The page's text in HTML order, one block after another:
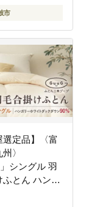
市
選定品】〈富
〉
」シングル 羽
ふとん ハンガ